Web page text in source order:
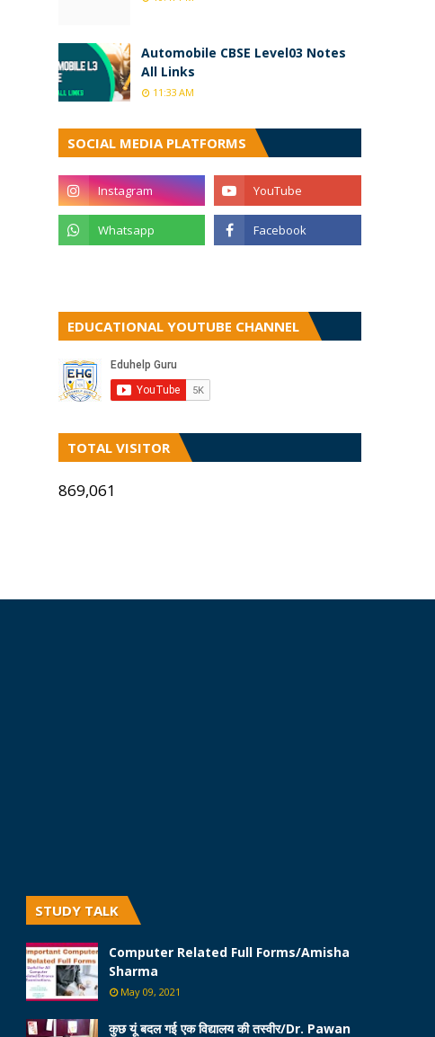
Automobile CBSE Level03 Notes
All Links
11:33 AM
SOCIAL MEDIA PLATFORMS
EDUCATIONAL YOUTUBE CHANNEL
TOTAL VISITOR
869,061
STUDY TALK
Computer Related Full Forms/Amisha
Sharma
May 09, 2021
कुछ यूं बदल गई एक विद्यालय की तस्वीर/Dr. Pawan